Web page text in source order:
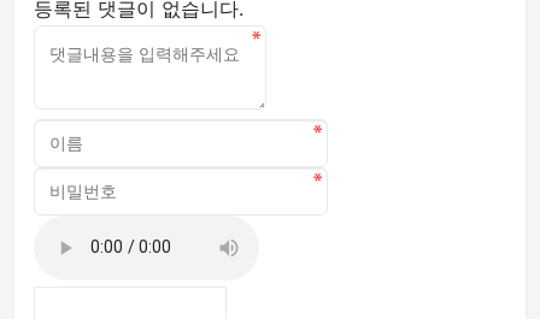
등록된 댓글이 없습니다.